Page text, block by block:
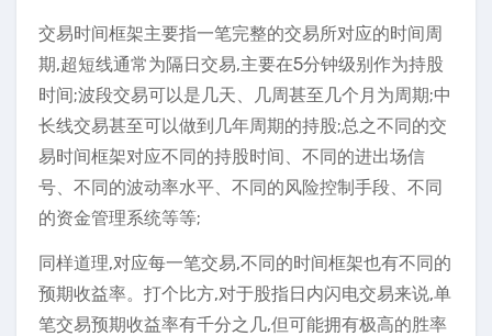
交易时间框架主要指一笔完整的交易所对应的时间周
期,超短线通常为隔日交易,主要在5分钟级别作为持股
时间;波段交易可以是几天、几周甚至几个月为周期;中
长线交易甚至可以做到几年周期的持股;总之不同的交
易时间框架对应不同的持股时间、不同的进出场信
号、不同的波动率水平、不同的风险控制手段、不同
的资金管理系统等等;
同样道理,对应每一笔交易,不同的时间框架也有不同的
预期收益率。打个比方,对于股指日内闪电交易来说,单
笔交易预期收益率有千分之几,但可能拥有极高的胜率